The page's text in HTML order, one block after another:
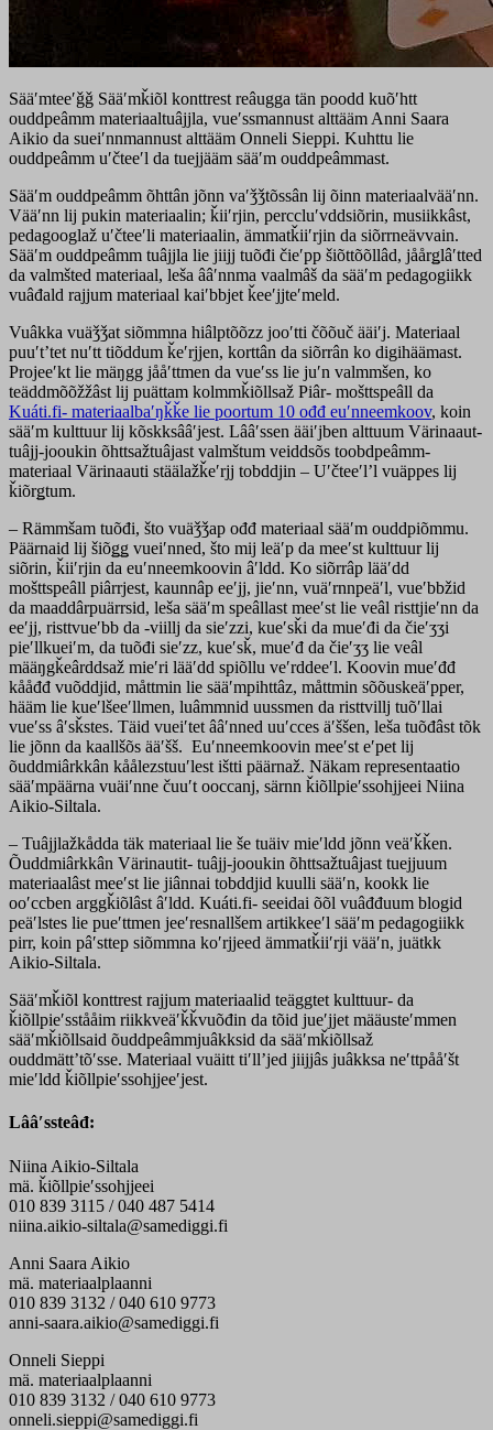
Sääʹmteeʹǧǧ Sääʹmǩiõl konttrest reâugga tän poodd kuõʹhtt
ouddpeâmm materiaaltuâjjla, vueʹssmannust alttääm Anni Saara
Aikio da sueiʹnnmannust alttääm Onneli Sieppi. Kuhttu lie
ouddpeâmm uʹčteeʹl da tuejjääm sääʹm ouddpeâmmast.
Sääʹm ouddpeâmm õhttân jõnn vaʹǯǯtõssân lij õinn materiaalvääʹnn.
Vääʹnn lij pukin materiaalin; ǩiiʹrjin, perccluʹvddsiõrin, musiikkâst,
pedagooglaž uʹčteeʹli materiaalin, ämmatǩiiʹrjin da siõrrneävvain.
Sääʹm ouddpeâmm tuâjjla lie jiijj tuõđi čieʹpp šiõttõõllâd, jåårǥlâʹtted
da valmšted materiaal, leša ââʹnnma vaalmâš da sääʹm pedagogiikk
vuâđald rajjum materiaal kaiʹbbjet ǩeeʹjjteʹmeld.
Vuâkka vuäǯǯat siõmmna hiâlptõõzz jooʹtti čõõuč ääiʹj. Materiaal
puuʹtʼtet nuʹtt tiõddum ǩeʹrjjen, korttân da siõrrân ko digihäämast.
Projeeʹkt lie mäŋgg jååʹttmen da vueʹss lie juʹn valmmšen, ko
teäddmõõžžâst lij puättam kolmmǩiõllsaž Piâr- mošttspeâll da
Kuáti.fi- materiaalbaʹŋǩǩe lie poortum 10 ođđ euʹnneemkoov, koin
sääʹm kulttuur lij kõskksââʹjest. Lââʹssen ääiʹjben alttuum Värinaaut-
tuâjj-jooukin õhttsažtuâjast valmštum veiddsõs toobdpeâmm-
materiaal Värinaauti stäälažǩeʹrjj tobddjin – Uʹčteeʹl’l vuäppes lij
ǩiõrǥtum.
– Rämmšam tuõđi, što vuäǯǯap ođđ materiaal sääʹm ouddpiõmmu.
Päärnaid lij šiõǥǥ vueiʹnned, što mij leäʹp da meeʹst kulttuur lij
siõrin, ǩiiʹrjin da euʹnneemkoovin âʹldd. Ko siõrrâp lääʹdd
mošttspeâll piârrjest, kaunnâp eeʹjj, jieʹnn, vuäʹrnnpeäʹl, vueʹbbžid
da maaddârpuärrsid, leša sääʹm speâllast meeʹst lie veâl risttjieʹnn da
eeʹjj, risttvueʹbb da -viillj da sieʹzzi, kueʹsǩi da mueʹđi da čieʹʒʒi
pieʹllkueiʹm, da tuõđi sieʹzz, kueʹsǩ, mueʹđ da čieʹʒʒ lie veâl
määŋgǩeârddsaž mieʹri lääʹdd spiõllu veʹrddeeʹl. Koovin mueʹđđ
kååđđ vuõddjid, måttmin lie sääʹmpihttâz, måttmin sõõuskeäʹpper,
hääm lie kueʹlšeeʹllmen, luâmmnid uussmen da risttvillj tuõʹllai
vueʹss âʹsǩstes. Täid vueiʹtet ââʹnned uuʹcces äʹššen, leša tuõđâst tõk
lie jõnn da kaallšõs ääʹšš. Euʹnneemkoovin meeʹst eʹpet lij
õuddmiârkkân kåålezstuuʹlest ištti päärnaž. Näkam representaatio
sääʹmpäärna vuäiʹnne čuuʹt ooccanj, särnn ǩiõllpieʹssohjjeei Niina
Aikio-Siltala.
– Tuâjjlažkådda täk materiaal lie še tuäiv mieʹldd jõnn veäʹǩǩen.
Õuddmiârkkân Värinautit- tuâjj-jooukin õhttsažtuâjast tuejjuum
materiaalâst meeʹst lie jiânnai tobddjid kuulli sääʹn, kookk lie
ooʹccben arggǩiõlâst âʹldd. Kuáti.fi- seeidai õõl vuâđđuum blogid
peäʹlstes lie pueʹttmen jeeʹresnallšem artikkeeʹl sääʹm pedagogiikk
pirr, koin pâʹsttep siõmmna koʹrjjeed ämmatǩiiʹrji vääʹn, juätkk
Aikio-Siltala.
Sääʹmǩiõl konttrest rajjum materiaalid teäggtet kulttuur- da
ǩiõllpieʹsstååim riikkveäʹǩǩvuõđin da tõid jueʹjjet määusteʹmmen
sääʹmǩiõllsaid õuddpeâmmjuâkksid da sääʹmǩiõllsaž
ouddmättʼtõʹsse. Materiaal vuäitt tiʹllʼjed jiijjâs juâkksa neʹttpååʹšt
mieʹldd ǩiõllpieʹssohjjeeʹjest.
Lââʹssteâđ:
Niina Aikio-Siltala
mä. ǩiõllpieʹssohjjeei
010 839 3115 / 040 487 5414
niina.aikio-siltala@samediggi.fi
Anni Saara Aikio
mä. materiaalplaanni
010 839 3132 / 040 610 9773
anni-saara.aikio@samediggi.fi
Onneli Sieppi
mä. materiaalplaanni
010 839 3132 / 040 610 9773
onneli.sieppi@samediggi.fi